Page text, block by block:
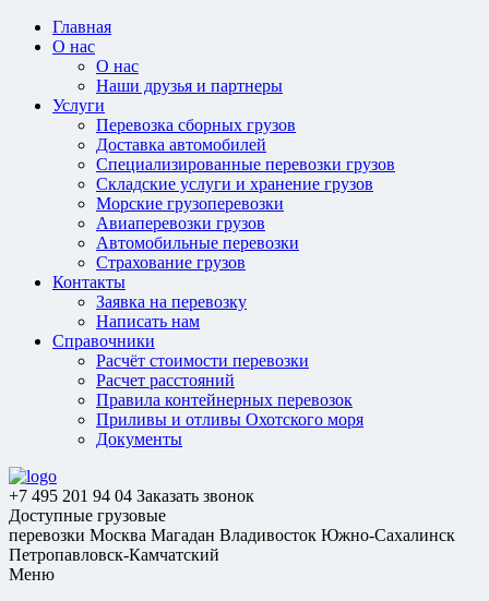
Главная
О нас
О нас
Наши друзья и партнеры
Услуги
Перевозка сборных грузов
Доставка автомобилей
Специализированные перевозки грузов
Складские услуги и хранение грузов
Морские грузоперевозки
Авиаперевозки грузов
Автомобильные перевозки
Страхование грузов
Контакты
Заявка на перевозку
Написать нам
Справочники
Расчёт стоимости перевозки
Расчет расстояний
Правила контейнерных перевозок
Приливы и отливы Охотского моря
Документы
+7 495 201 94 04 Заказать звонок
Доступные грузовые
перевозки Москва Магадан Владивосток Южно-Сахалинск
Петропавловск-Камчатский
Меню